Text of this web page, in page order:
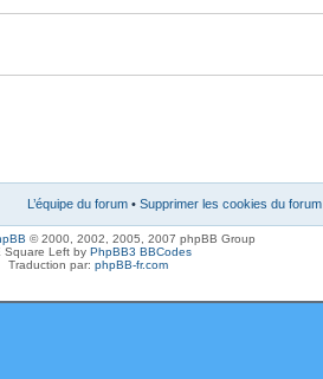
L’équipe du forum • Supprimer les cookies du forum
© 2000, 2002, 2005, 2007 phpBB Group
Square Left by PhpBB3 BBCodes
Traduction par: phpBB-fr.com